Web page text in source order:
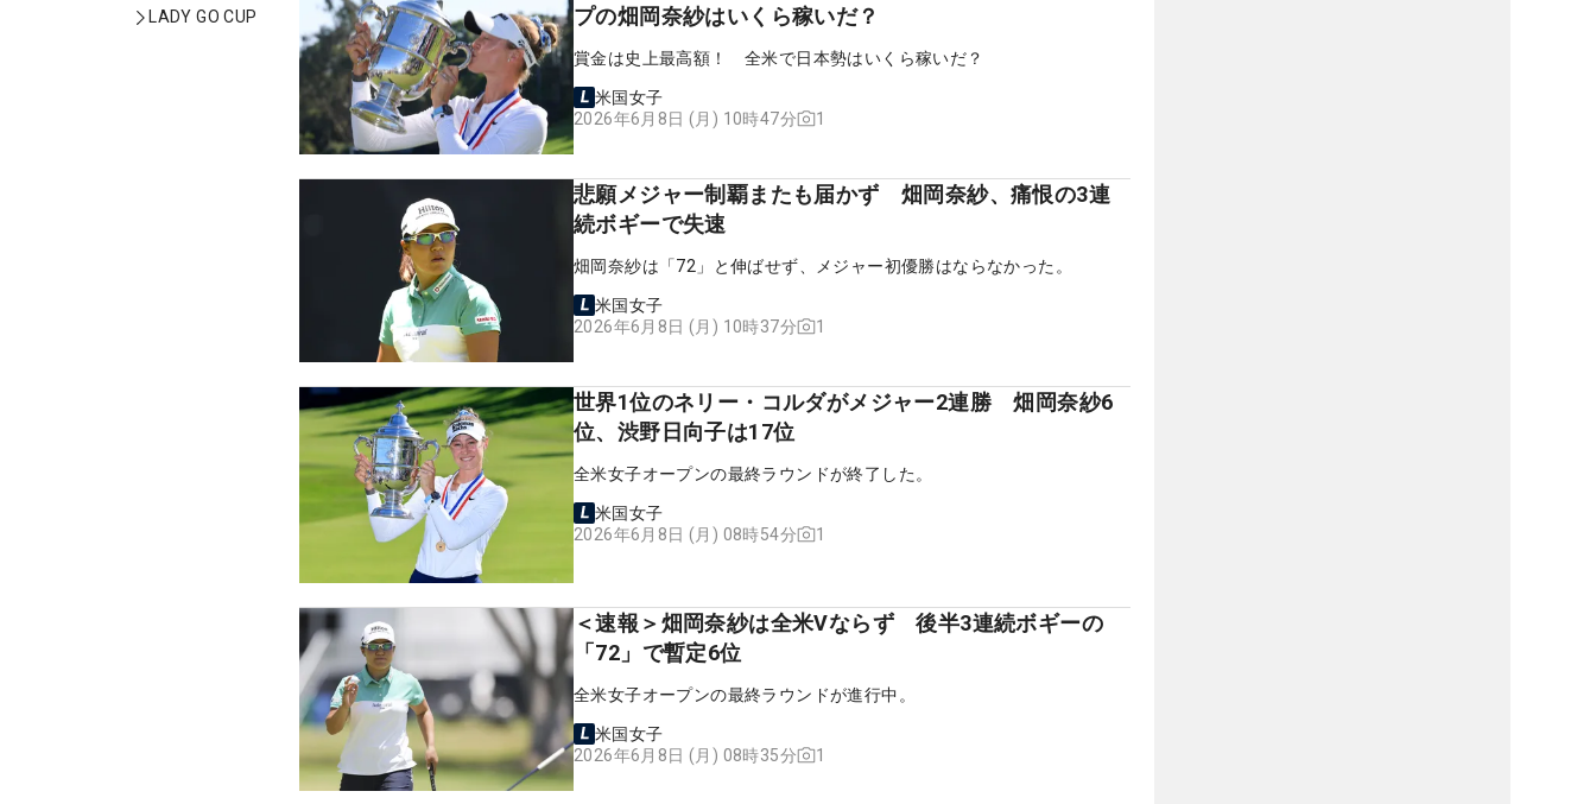
LADY GO CUP
プの畑岡奈紗はいくら稼いだ？
賞金は史上最高額！ 全米で日本勢はいくら稼いだ？
米国女子
2026年6月8日 (月) 10時47分
1
悲願メジャー制覇またも届かず 畑岡奈紗、痛恨の3連
続ボギーで失速
畑岡奈紗は「72」と伸ばせず、メジャー初優勝はならなかった。
米国女子
2026年6月8日 (月) 10時37分
1
世界1位のネリー・コルダがメジャー2連勝 畑岡奈紗6
位、渋野日向子は17位
全米女子オープンの最終ラウンドが終了した。
米国女子
2026年6月8日 (月) 08時54分
1
＜速報＞畑岡奈紗は全米Vならず 後半3連続ボギーの
「72」で暫定6位
全米女子オープンの最終ラウンドが進行中。
米国女子
2026年6月8日 (月) 08時35分
1